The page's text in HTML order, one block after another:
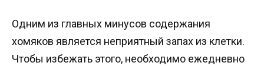
Одним из главных минусов содержания
хомяков является неприятный запах из клетки.
Чтобы избежать этого, необходимо ежедневно